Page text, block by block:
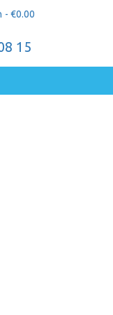
€0.00
15